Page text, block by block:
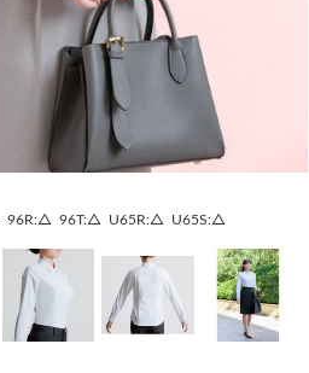
96R:△ 96T:△ U65R:△ U65S:△